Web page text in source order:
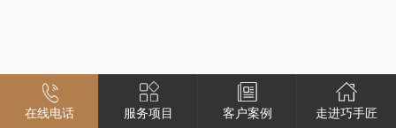
在线电话 服务项目 客户案例 走进巧手匠